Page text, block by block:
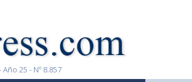
25 - Nº 8.857